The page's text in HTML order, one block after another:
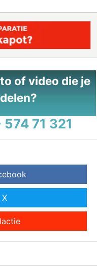
of video die je
71 321